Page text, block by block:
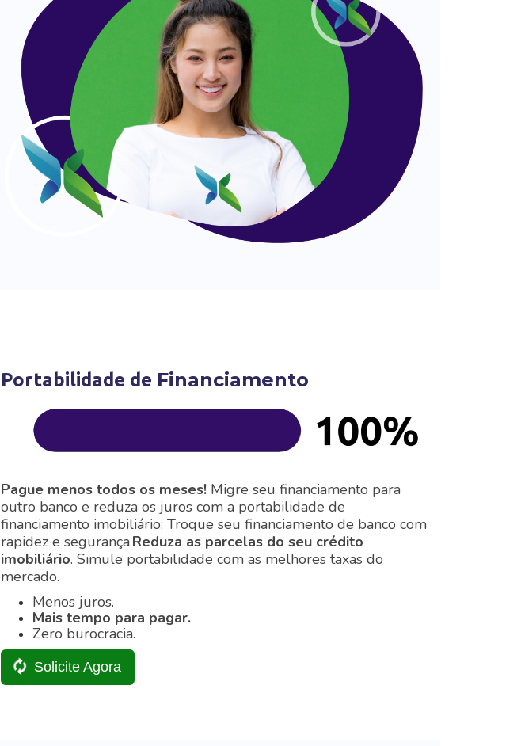
Portabilidade de Financiamento
Pague menos todos os meses! Migre seu financiamento para
outro banco e reduza os juros com a portabilidade de
financiamento imobiliário: Troque seu financiamento de banco com
rapidez e segurança.Reduza as parcelas do seu crédito
imobiliário. Simule portabilidade com as melhores taxas do
mercado.
Menos juros.
Mais tempo para pagar.
Zero burocracia.
Solicite Agora